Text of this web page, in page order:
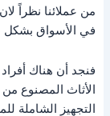
من عملائنا نظراً
في الأسواق بشكل
فنجد أن هناك
الأثاث المصنوع
التجهيز الشاملة